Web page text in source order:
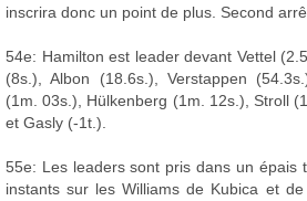
inscrira donc un point de plus. Second
54e: Hamilton est leader devant Vettel
(8s.), Albon (18.6s.), Verstappen
(1m. 03s.), Hülkenberg (1m. 12s.), Stroll
et Gasly (-1t.).
55e: Les leaders sont pris dans un épais
instants sur les Williams de Kubica et